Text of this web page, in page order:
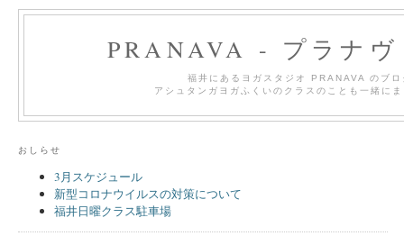
PRANAVA - プラナ
福井にあるヨガスタジオ PRANAVA のブロ
アシュタンガヨガふくいのクラスのことも一緒に
おしらせ
3月スケジュール
新型コロナウイルスの対策について
福井日曜クラス駐車場